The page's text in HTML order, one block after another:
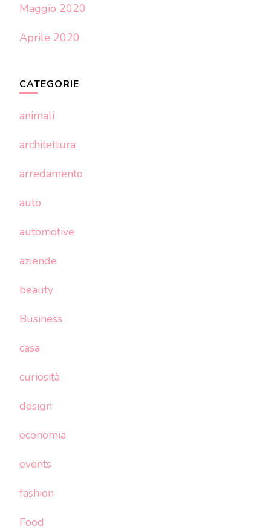
Maggio 2020
Aprile 2020
CATEGORIE
animali
architettura
arredamento
auto
automotive
aziende
beauty
Business
casa
curiosità
design
economia
events
fashion
Food